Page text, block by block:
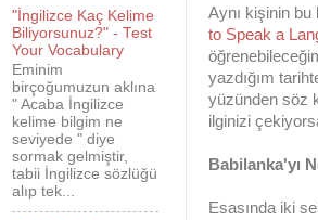
Aynı kişinin bu
to Speak a
yazdığım
yüzünden söz
ilginizi
Babilanka'yı
Esasında iki
"İngilizce Kaç Kelime
Biliyorsunuz?" - Test
Your Vocabulary
Eminim
birçoğumuzun aklına
" Acaba İngilizce
kelime bilgim ne
seviyede " diye
sormak gelmiştir,
tabii İngilizce sözlüğü
alıp tek...